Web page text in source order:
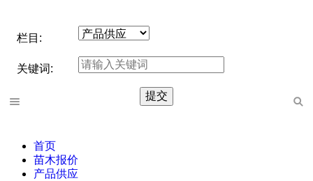
栏目:
关键词:
首页
苗木报价
产品供应